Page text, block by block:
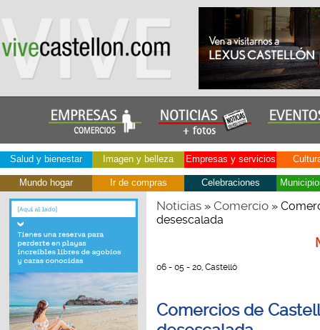
Salud y bienestar Imagen y belleza Empresas y servicios
Mundo hogar Ir de compras Celebraciones
Noticias» Comercio»
desescalada
06 - 05 - 20, Castelló
Comercios de